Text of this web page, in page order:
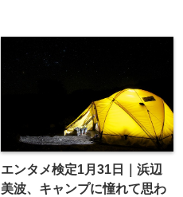
エンタメ検定1月31日｜浜辺
美波、キャンプに憧れて思わ